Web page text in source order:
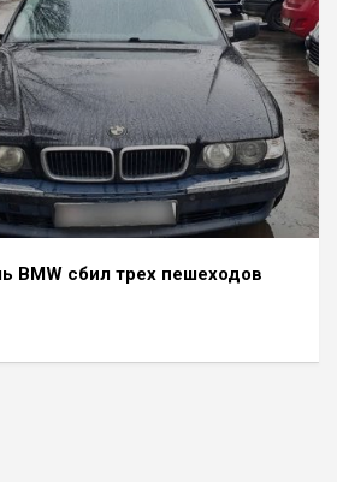
BMW сбил трех пешеходов